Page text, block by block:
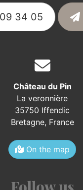
34 05
Château du Pin
La veronnière
35750 Iffendic
Bretagne, France
On the map